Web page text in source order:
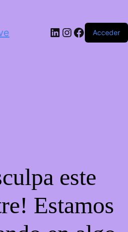
LinkedIn
Instagram
Facebook
Acceder
este
Estamos